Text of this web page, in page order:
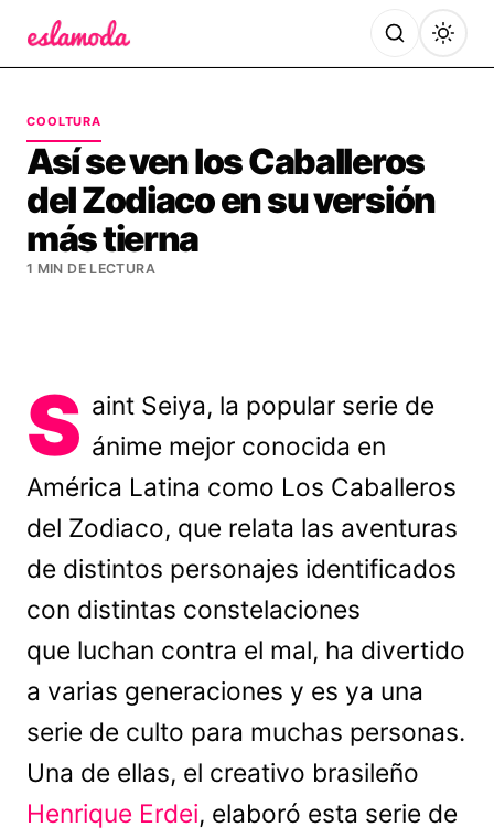
COOLTURA
Así se ven los Caballeros
del Zodiaco en su versión
más tierna
1 MIN DE LECTURA
S aint Seiya, la popular serie de
ánime mejor conocida en
América Latina como Los Caballeros
del Zodiaco, que relata las aventuras
de distintos personajes identificados
con distintas constelaciones
que luchan contra el mal, ha divertido
a varias generaciones y es ya una
serie de culto para muchas personas.
Una de ellas, el creativo brasileño
Henrique Erdei, elaboró esta serie de